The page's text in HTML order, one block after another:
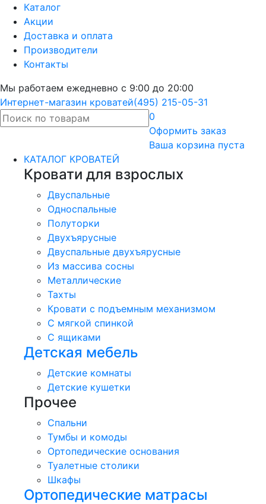
Каталог
Акции
Доставка и оплата
Производители
Контакты
Мы работаем ежедневно с 9:00 до 20:00
Интернет-магазин кроватей(495) 215-05-31
0
Оформить заказ
Ваша корзина пуста
КАТАЛОГ КРОВАТЕЙ
Кровати для взрослых
Двуспальные
Односпальные
Полуторки
Двухъярусные
Двуспальные двухъярусные
Из массива сосны
Металлические
Тахты
Кровати с подъемным механизмом
С мягкой спинкой
С ящиками
Детская мебель
Детские комнаты
Детские кушетки
Прочее
Спальни
Тумбы и комоды
Ортопедические основания
Туалетные столики
Шкафы
Ортопедические матрасы